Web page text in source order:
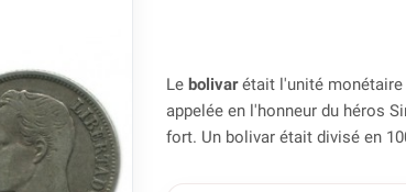
Lebolivarétait l'unité monétaire
appelée en l'honneur du héros
fort. Un bolivar était divisé en